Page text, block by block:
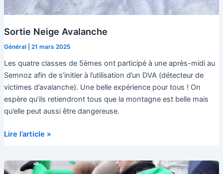
Sortie Neige Avalanche
Général| 21 mars 2025
Les quatre classes de 5èmes ont participé à une après-midi au
Semnoz afin de s’initier à l’utilisation d’un DVA (détecteur de
victimes d’avalanche). Une belle expérience pour tous ! On
espère qu’ils retiendront tous que la montagne est belle mais
qu’elle peut aussi être dangereuse.
Sortie
Lire l’article »